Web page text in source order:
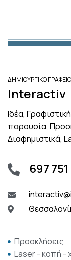
ΔΗΜΙΟΥΡΓΙΚΟ ΓΡΑΦΕΙΟ
Interactiv
Ιδέα,
παρουσία,
Διαφημιστικά,
697
Προσκλήσεις
Laser - κοπή -